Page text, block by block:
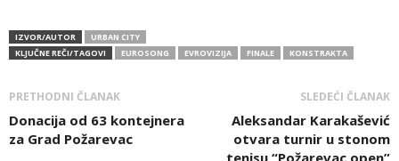
IZVOR/AUTOR
URBAN CITY
KLJUČNE REČI/TAGOVI
EUROSONG EVROVIZIJA FINALE KONSTRAKTA
PRETHODNI ČLANAK
Donacija od 63 kontejnera
za Grad Požarevac
SLEDEĆI ČLANAK
Aleksandar Karakašević
otvara turnir u stonom
tenisu “Požarevac open”